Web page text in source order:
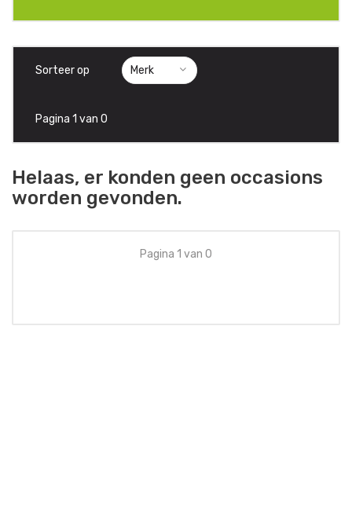
Sorteer op
Pagina 1 van 0
Helaas, er konden geen occasions
worden gevonden.
Pagina 1 van 0